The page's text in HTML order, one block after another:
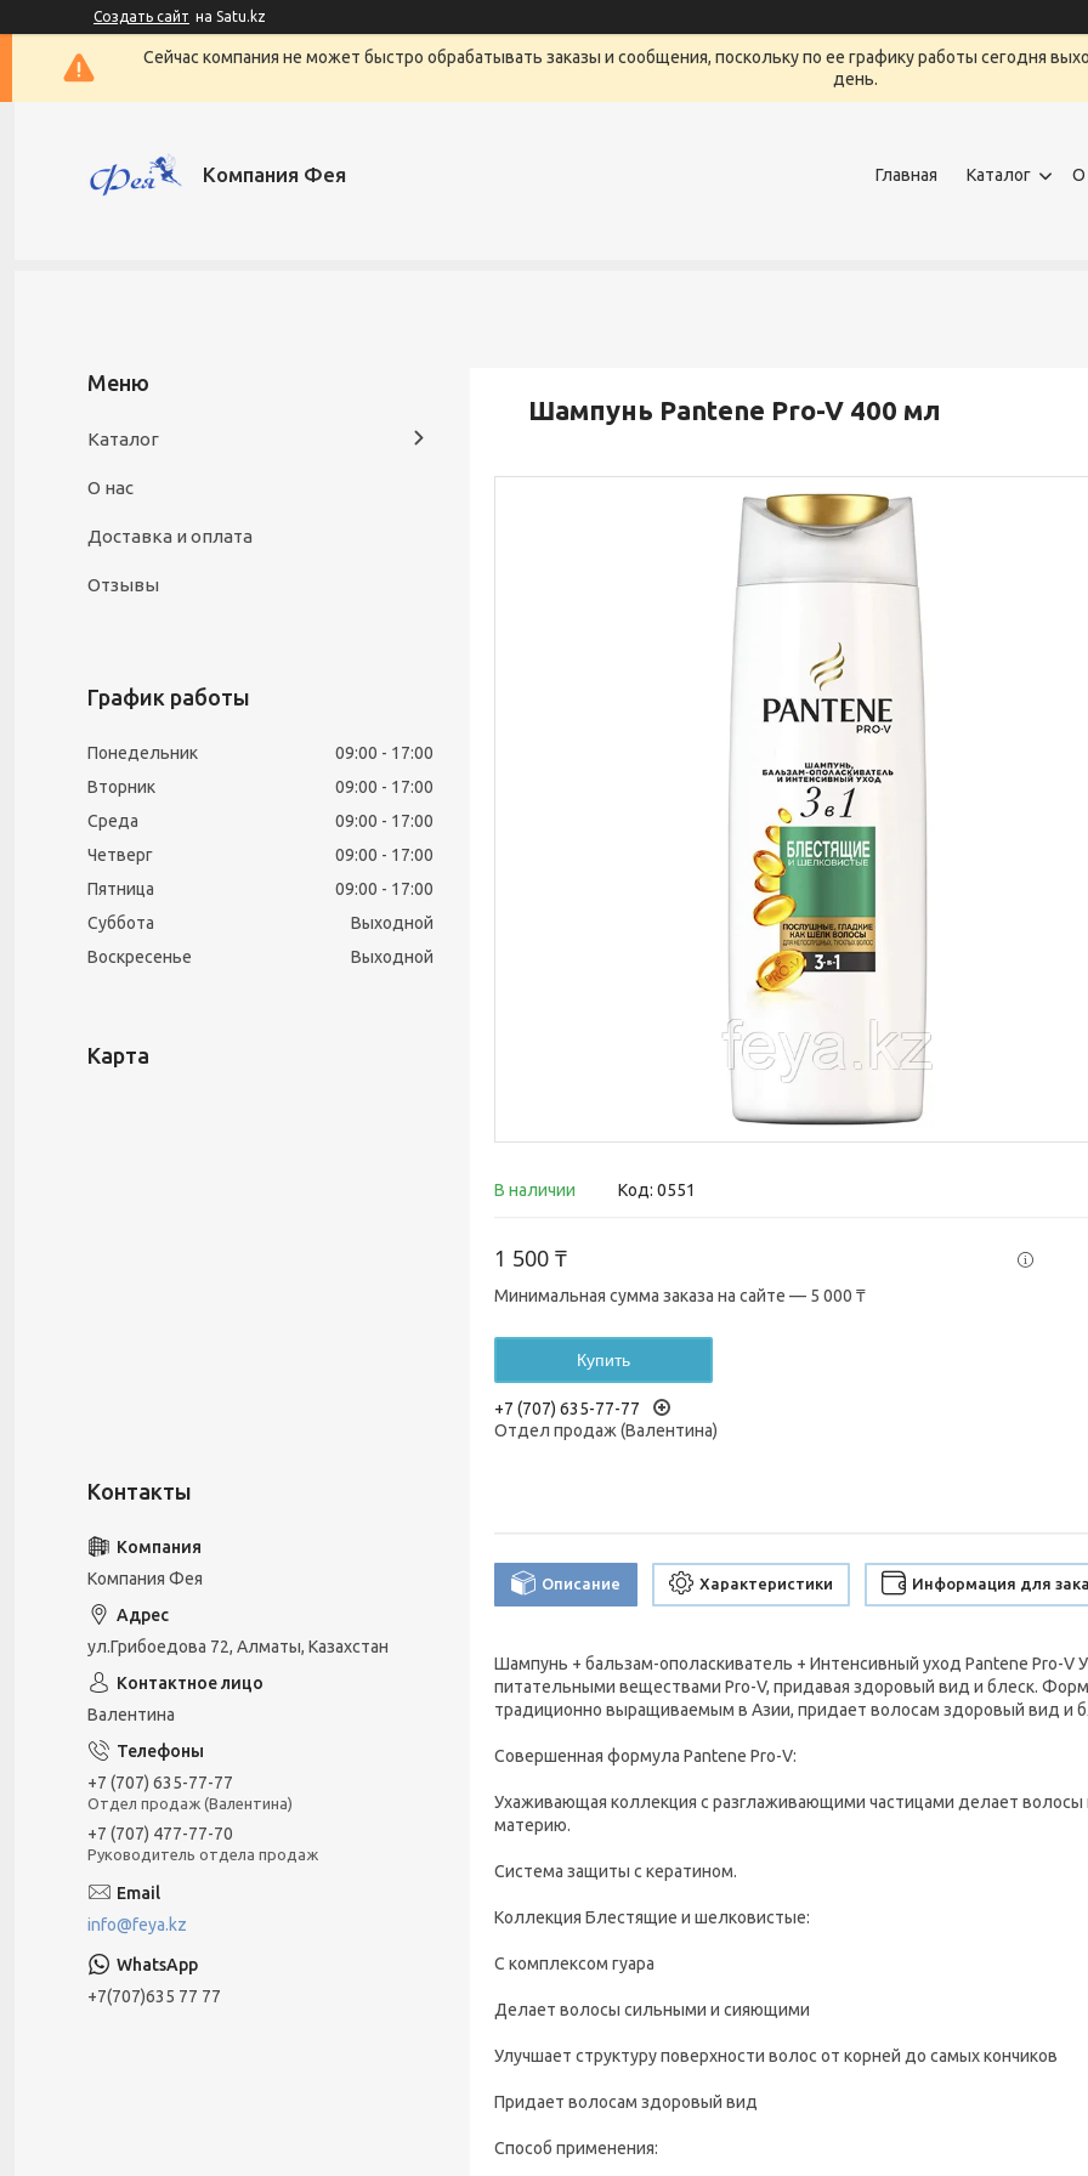
Создать сайт на Satu.kz
Сейчас компания не может быстро обрабатывать заказы и сообщения, поскольку по ее графику работы сегодня
день.
Компания Фея Главная Каталог О
Шампунь Pantene Pro-V 400 мл
В наличии Код: 0551
1 500 ₸
Минимальная сумма заказа на сайте — 5 000 ₸
Купить
+7 (707) 635-77-77
Отдел продаж (Валентина)
Описание Характеристики Информация для
Шампунь + бальзам-ополаскиватель + Интенсивный уход Pantene Pro-V
питательными веществами Pro-V, придавая здоровый вид и блеск.
традиционно выращиваемым в Азии, придает волосам здоровый вид и
Совершенная формула Pantene Pro-V:
Ухаживающая коллекция с разглаживающими частицами делает
материю.
Система защиты с кератином.
Коллекция Блестящие и шелковистые:
С комплексом гуара
Делает волосы сильными и сияющими
Улучшает структуру поверхности волос от корней до самых кончиков
Придает волосам здоровый вид
Способ применения:
Каталог
О нас
Доставка и оплата
Отзывы
График работы
Понедельник 09:00
17:00
Вторник
09:00
17:00
Среда
09:00
17:00
Четверг
09:00
17:00
Пятница
09:00
17:00
Суббота
Выходной
Воскресенье
Выходной
Карта
Компания Фея
ул.Грибоедова 72, Алматы, Казахстан
Валентина
+7 (707) 635-77-77
Отдел продаж (Валентина)
+7 (707) 477-77-70
Руководитель отдела продаж
info@feya.kz
+7(707)635 77 77